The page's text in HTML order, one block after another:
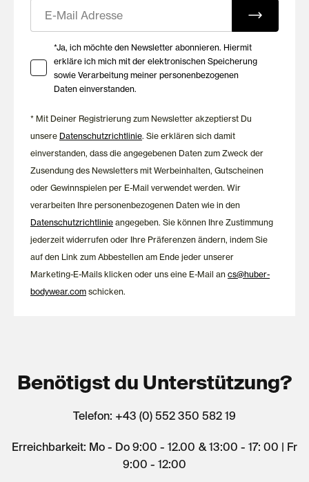
Ihre Zustimmung zu Marketing E-Mails
*Ja, ich möchte den Newsletter abonnieren. Hiermit
erkläre ich mich mit der elektronischen Speicherung
sowie Verarbeitung meiner personenbezogenen
Daten einverstanden.
* Mit Deiner Registrierung zum Newsletter akzeptierst Du
unsere Datenschutzrichtlinie. Sie erklären sich damit
einverstanden, dass die angegebenen Daten zum Zweck der
Zusendung des Newsletters mit Werbeinhalten, Gutscheinen
oder Gewinnspielen per E-Mail verwendet werden. Wir
verarbeiten Ihre personenbezogenen Daten wie in den
Datenschutzrichtlinie angegeben. Sie können Ihre Zustimmung
jederzeit widerrufen oder Ihre Präferenzen ändern, indem Sie
auf den Link zum Abbestellen am Ende jeder unserer
Marketing-E-Mails klicken oder uns eine E-Mail ancs@huber-
bodywear.com schicken.
Benötigst du Unterstützung?
Telefon: +43 (0) 552 350 582 19
Erreichbarkeit: Mo - Do 9:00 - 12.00 & 13:00 - 17: 00 | Fr
9:00 - 12:00